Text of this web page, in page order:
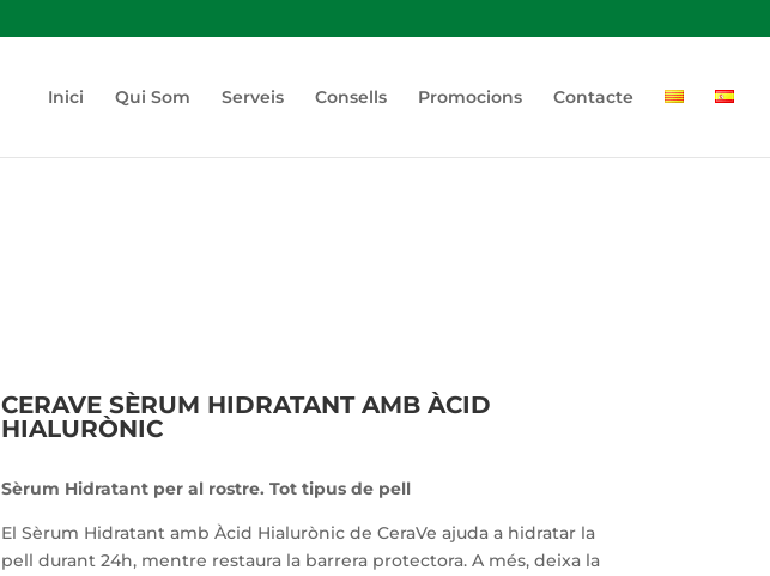
Inici Qui Som Serveis Consells Promocions Contacte
CERAVE SÈRUM HIDRATANT AMB ÀCID
HIALURÒNIC
Sèrum Hidratant per al rostre. Tot tipus de pell
El Sèrum Hidratant amb Àcid Hialurònic de CeraVe ajuda a hidratar la
pell durant 24h, mentre restaura la barrera protectora. A més, deixa la